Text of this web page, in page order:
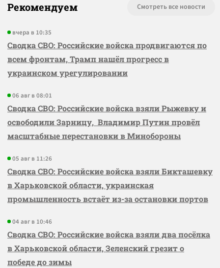
Рекомендуем Смотреть все новости
вчера в 10:35
Сводка СВО: Российские войска продвигаются по
всем фронтам, Трамп нашёл прогресс в
украинском урегулировании
06 авг в 08:01
Сводка СВО: Российские войска взяли Рыжевку и
освободили Зарницу, Владимир Путин провёл
масштабные перестановки в Минобороны
05 авг в 11:26
Сводка СВО: Российские войска взяли Бикташевку
в Харьковской области, украинская
промышленность встаёт из-за остановки портов
04 авг в 10:46
Сводка СВО: Российские войска взяли два посёлка
в Харьковской области, Зеленский грезит о
победе до зимы